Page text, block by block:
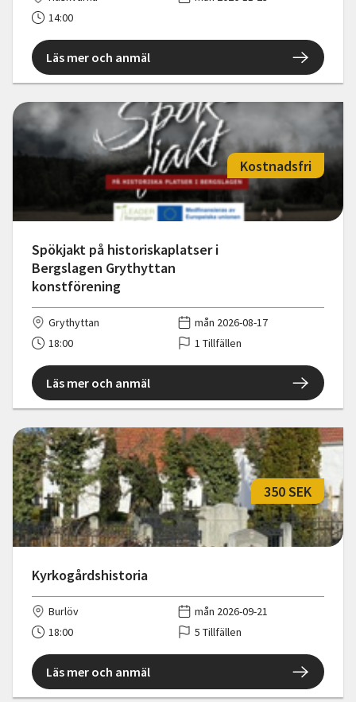
14:00
Läs mer och anmäl
Spökjakt på historiskaplatser i
Bergslagen Grythyttan
konstförening
Kostnadsfri
Grythyttan
mån 2026-08-17
18:00
1 Tillfällen
Läs mer och anmäl
Kyrkogårdshistoria
350 SEK
Burlöv
mån 2026-09-21
18:00
5 Tillfällen
Läs mer och anmäl